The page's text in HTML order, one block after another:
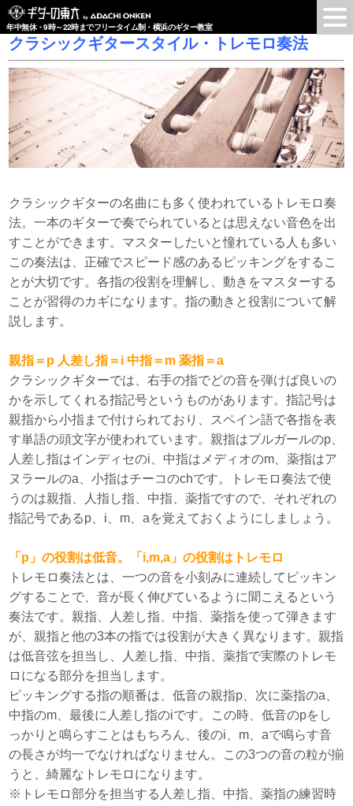
年中無休・9時～22時までフリータイム制・横浜のギター教室
クラシックギタースタイル・トレモロ奏法
クラシックギターの名曲にも多く使われているトレモロ奏
法。一本のギターで奏でられているとは思えない音色を出
すことができます。マスターしたいと憧れている人も多い
この奏法は、正確でスピード感のあるピッキングをするこ
とが大切です。各指の役割を理解し、動きをマスターする
ことが習得のカギになります。指の動きと役割について解
説します。
親指＝p 人差し指＝i 中指＝m 薬指＝a
クラシックギターでは、右手の指でどの音を弾けば良いの
かを示してくれる指記号というものがあります。指記号は
親指から小指まで付けられており、スペイン語で各指を表
す単語の頭文字が使われています。親指はプルガールのp、
人差し指はインディセのi、中指はメディオのm、薬指はア
ヌラールのa、小指はチーコのchです。トレモロ奏法で使
うのは親指、人指し指、中指、薬指ですので、それぞれの
指記号であるp、i、m、aを覚えておくようにしましょう。
「p」の役割は低音。「i,m,a」の役割はトレモロ
トレモロ奏法とは、一つの音を小刻みに連続してピッキン
グすることで、音が長く伸びているように聞こえるという
奏法です。親指、人差し指、中指、薬指を使って弾きます
が、親指と他の3本の指では役割が大きく異なります。親指
は低音弦を担当し、人差し指、中指、薬指で実際のトレモ
ロになる部分を担当します。
ピッキングする指の順番は、低音の親指p、次に薬指のa、
中指のm、最後に人差し指のiです。この時、低音のpをし
っかりと鳴らすことはもちろん、後のi、m、aで鳴らす音
の長さが均一でなければなりません。この3つの音の粒が揃
うと、綺麗なトレモロになります。
※トレモロ部分を担当する人差し指、中指、薬指の練習時